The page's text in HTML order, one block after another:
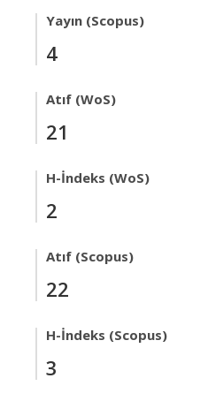
Yayın (Scopus)
4
Atıf (WoS)
21
H-İndeks (WoS)
2
Atıf (Scopus)
22
H-İndeks (Scopus)
3